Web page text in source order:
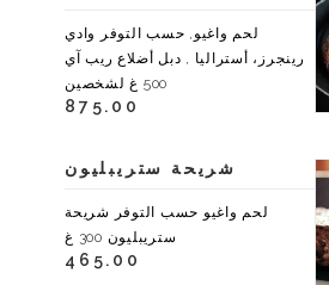
لحم واغيو, حسب التوفر وادي
رينجرز، أستراليا , دبل أضلاع ريب آي
500 غ لشخصين
875.00
شريحة ستريبليون
لحم واغيو حسب التوفر شريحة
ستريبليون 300 غ
465.00